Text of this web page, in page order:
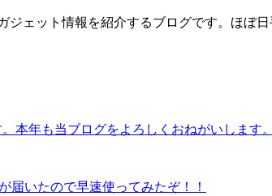
ジェット情報を紹介するブログです。ほぼ
本年も当ブログをよろしくおねがいします。
届いたので早速使ってみたぞ！！